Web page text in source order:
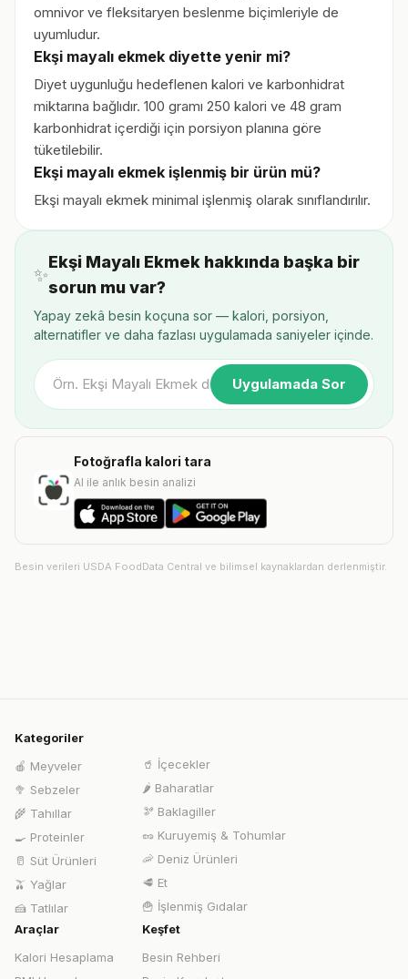
omnivor ve fleksitaryen beslenme biçimleriyle de
uyumludur.
Ekşi mayalı ekmek diyette yenir mi?
Diyet uygunluğu hedeflenen kalori ve karbonhidrat
miktarına bağlıdır. 100 gramı 250 kalori ve 48 gram
karbonhidrat içerdiği için porsiyon planına göre
tüketilebilir.
Ekşi mayalı ekmek işlenmiş bir ürün mü?
Ekşi mayalı ekmek minimal işlenmiş olarak sınıflandırılır.
✨
Ekşi Mayalı Ekmek hakkında başka bir
sorun mu var?
Yapay zekâ besin koçuna sor — kalori, porsiyon,
alternatifler ve daha fazlası uygulamada saniyeler içinde.
Uygulamada Sor
Fotoğrafla kalori tara
AI ile anlık besin analizi
Besin verileri USDA FoodData Central ve bilimsel kaynaklardan derlenmiştir.
Kategoriler
🍎 Meyveler
🥦 Sebzeler
🌾 Tahıllar
🍳 Proteinler
🥛 Süt Ürünleri
🫒 Yağlar
🍰 Tatlılar
🥤 İçecekler
🌶️ Baharatlar
🫘 Baklagiller
🥜 Kuruyemiş & Tohumlar
🦐 Deniz Ürünleri
🥩 Et
🍟 İşlenmiş Gıdalar
Araçlar
Kalori Hesaplama
Keşfet
Besin Rehberi